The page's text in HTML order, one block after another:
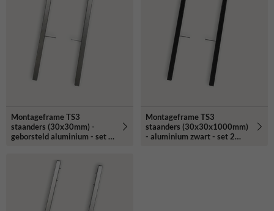
Montageframe TS3
staanders (30x30mm) -
geborsteld aluminium - set 2
Montageframe TS3
staanders (30x30x1000mm)
- aluminium zwart - set 2